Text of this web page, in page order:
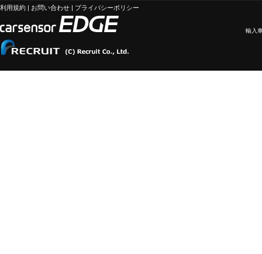
利用規約 | お問い合わせ | プライバシーポリシー
輸入